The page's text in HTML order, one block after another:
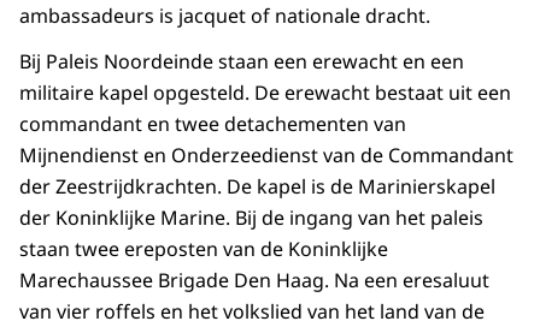
ambassadeurs is jacquet of nationale dracht.
Bij Paleis Noordeinde staan een erewacht en een
militaire kapel opgesteld. De erewacht bestaat uit een
commandant en twee detachementen van
Mijnendienst en Onderzeedienst van de Commandant
der Zeestrijdkrachten. De kapel is de Marinierskapel
der Koninklijke Marine. Bij de ingang van het paleis
staan twee ereposten van de Koninklijke
Marechaussee Brigade Den Haag. Na een eresaluut
van vier roffels en het volkslied van het land van de